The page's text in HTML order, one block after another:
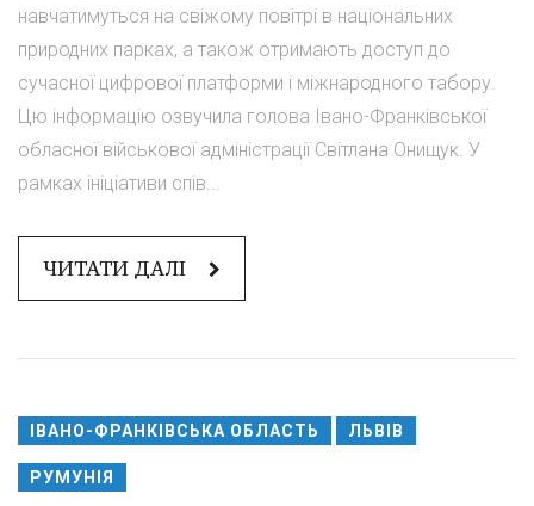
навчатимуться на свіжому повітрі в національних
природних парках, а також отримають доступ до
сучасної цифрової платформи і міжнародного табору.
Цю інформацію озвучила голова Івано-Франківської
обласної військової адміністрації Світлана Онищук. У
рамках ініціативи спів...
ЧИТАТИ ДАЛІ
ІВАНО-ФРАНКІВСЬКА ОБЛАСТЬ ЛЬВІВ
РУМУНІЯ